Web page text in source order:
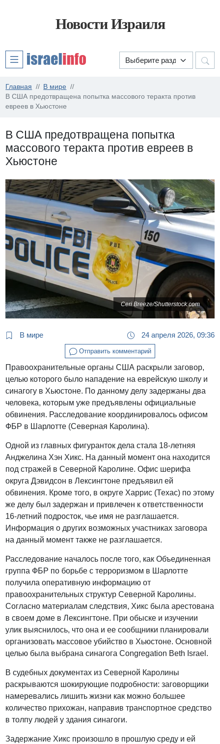
Новости Израиля
Главная
В мире
В США предотвращена попытка массового теракта против
евреев в Хьюстоне
В США предотвращена попытка
массового теракта против евреев в
Хьюстоне
Ceri Breeze/Shutterstock.com
В мире 24 апреля 2026, 09:36
Отправить комментарий
Правоохранительные органы США раскрыли заговор,
целью которого было нападение на еврейскую школу и
синагогу в Хьюстоне. По данному делу задержаны два
человека, которым уже предъявлены официальные
обвинения. Расследование координировалось офисом
ФБР в Шарлотте (Северная Каролина).
Одной из главных фигуранток дела стала 18-летняя
Анджелина Хэн Хикс. На данный момент она находится
под стражей в Северной Каролине. Офис шерифа
округа Дэвидсон в Лексингтоне предъявил ей
обвинения. Кроме того, в округе Харрис (Техас) по этому
же делу был задержан и привлечен к ответственности
16-летний подросток, чье имя не разглашается.
Информация о других возможных участниках заговора
на данный момент также не разглашается.
Расследование началось после того, как Объединенная
группа ФБР по борьбе с терроризмом в Шарлотте
получила оперативную информацию от
правоохранительных структур Северной Каролины.
Согласно материалам следствия, Хикс была арестована
в своем доме в Лексингтоне. При обыске и изучении
улик выяснилось, что она и ее сообщники планировали
организовать массовое убийство в Хьюстоне. Основной
целью была выбрана синагога Congregation Beth Israel.
В судебных документах из Северной Каролины
раскрываются шокирующие подробности: заговорщики
намеревались лишить жизни как можно большее
количество прихожан, направив транспортное средство
в толпу людей у здания синагоги.
Задержание Хикс произошло в прошлую среду и ей